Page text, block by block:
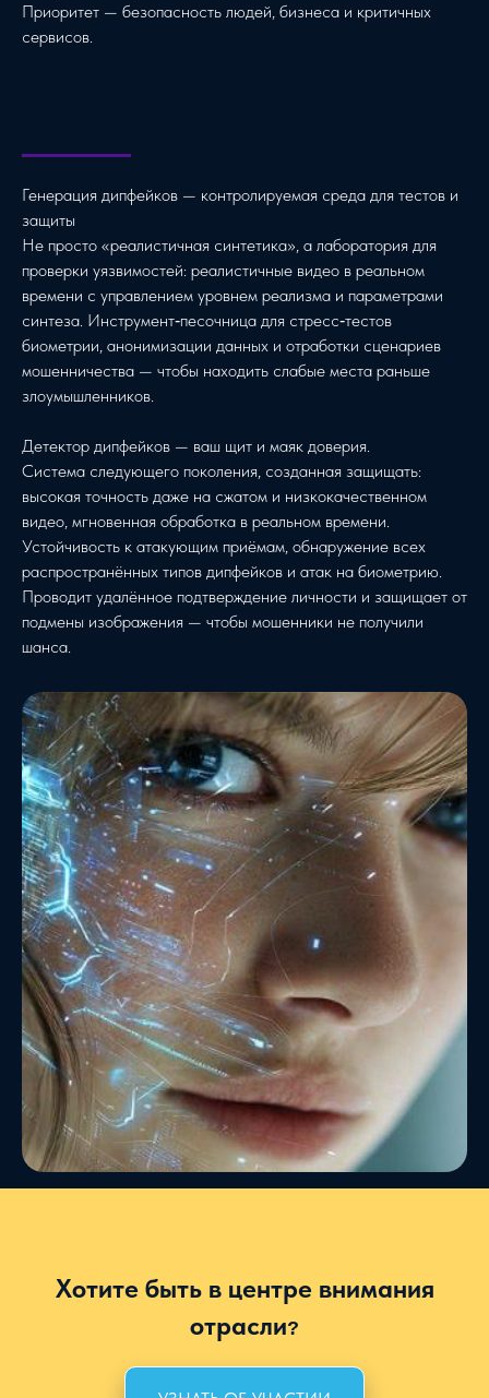
Приоритет — безопасность людей, бизнеса и критичных
сервисов.
Генерация дипфейков — контролируемая среда для тестов и
защиты
Не просто «реалистичная синтетика», а лаборатория для
проверки уязвимостей: реалистичные видео в реальном
времени с управлением уровнем реализма и параметрами
синтеза. Инструмент‑песочница для стресс‑тестов
биометрии, анонимизации данных и отработки сценариев
мошенничества — чтобы находить слабые места раньше
злоумышленников.
Детектор дипфейков — ваш щит и маяк доверия.
Система следующего поколения, созданная защищать:
высокая точность даже на сжатом и низкокачественном
видео, мгновенная обработка в реальном времени.
Устойчивость к атакующим приёмам, обнаружение всех
распространённых типов дипфейков и атак на биометрию.
Проводит удалённое подтверждение личности и защищает от
подмены изображения — чтобы мошенники не получили
шанса.
Хотите быть в центре внимания
отрасли?